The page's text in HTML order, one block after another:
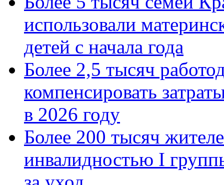
использовали
детей с начала года
Более 2,5 тысяч
компенсировать
в 2026 году
Более 200 тысяч
инвалидностью I